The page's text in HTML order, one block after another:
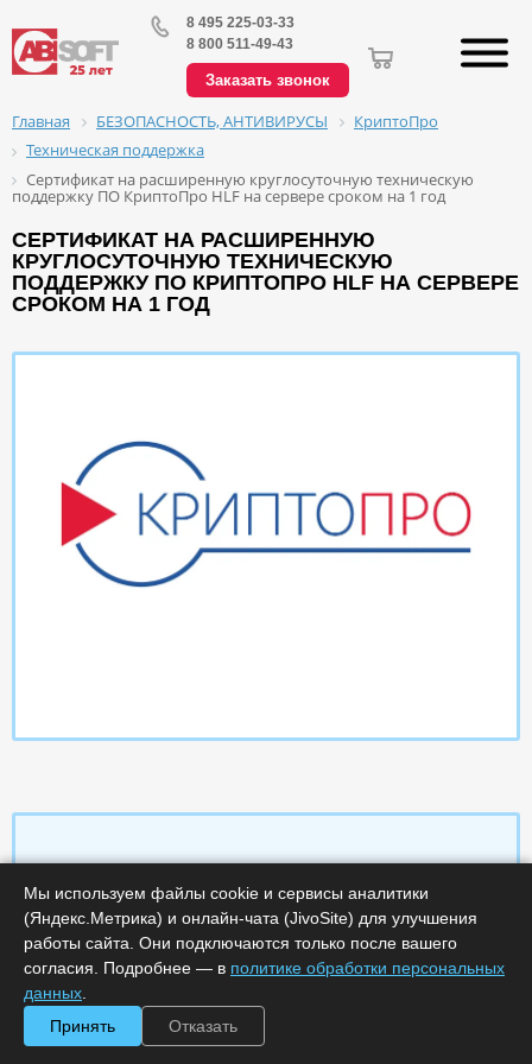
8 495 225-03-33
8 800 511-49-43
Заказать звонок
Главная БЕЗОПАСНОСТЬ, АНТИВИРУСЫ
КриптоПро
Техническая поддержка
Сертификат на расширенную круглосуточную техническую
поддержку ПО КриптоПро HLF на сервере сроком на 1 год
СЕРТИФИКАТ НА РАСШИРЕННУЮ
КРУГЛОСУТОЧНУЮ ТЕХНИЧЕСКУЮ
ПОДДЕРЖКУ ПО КРИПТОПРО HLF НА СЕРВЕРЕ
СРОКОМ НА 1 ГОД
Характеристики
Срок поставки, дней : 14
Минимальное количество лицензий :1
Обработка заказа :
Мы используем файлы cookie и сервисы аналитики
(Яндекс.Метрика) и онлайн-чата (JivoSite) для улучшения
работы сайта. Они подключаются только после вашего
согласия. Подробнее — в политике обработки персональных
данных
Принять
Отказать